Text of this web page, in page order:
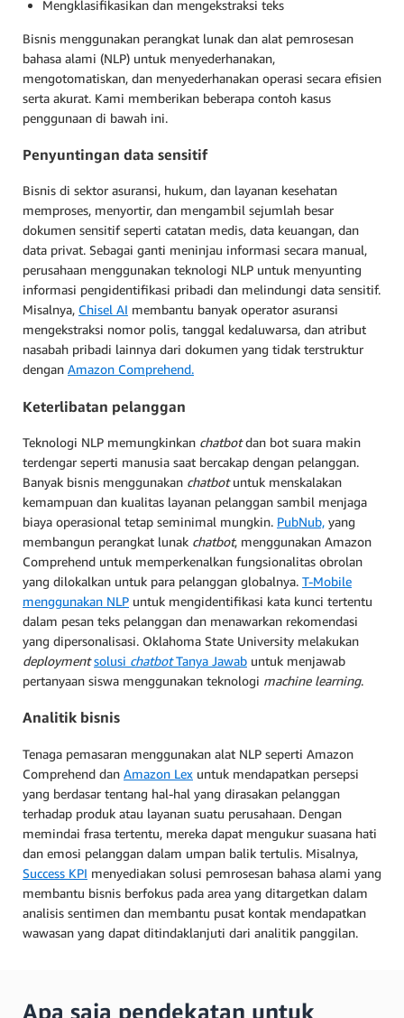
Mengklasifikasikan dan mengekstraksi teks
Bisnis menggunakan perangkat lunak dan alat pemrosesan
bahasa alami (NLP) untuk menyederhanakan,
mengotomatiskan, dan menyederhanakan operasi secara efisien
serta akurat. Kami memberikan beberapa contoh kasus
penggunaan di bawah ini.
Penyuntingan data sensitif
Bisnis di sektor asuransi, hukum, dan layanan kesehatan
memproses, menyortir, dan mengambil sejumlah besar
dokumen sensitif seperti catatan medis, data keuangan, dan
data privat. Sebagai ganti meninjau informasi secara manual,
perusahaan menggunakan teknologi NLP untuk menyunting
informasi pengidentifikasi pribadi dan melindungi data sensitif.
Misalnya, Chisel AI membantu banyak operator asuransi
mengekstraksi nomor polis, tanggal kedaluwarsa, dan atribut
nasabah pribadi lainnya dari dokumen yang tidak terstruktur
dengan Amazon Comprehend.
Keterlibatan pelanggan
Teknologi NLP memungkinkan chatbotdan bot suara makin
terdengar seperti manusia saat bercakap dengan pelanggan.
Banyak bisnis menggunakan chatbotuntuk menskalakan
kemampuan dan kualitas layanan pelanggan sambil menjaga
biaya operasional tetap seminimal mungkin. PubNub, yang
membangun perangkat lunak chatbot, menggunakan Amazon
Comprehend untuk memperkenalkan fungsionalitas obrolan
yang dilokalkan untuk para pelanggan globalnya. T-Mobile
menggunakan NLP untuk mengidentifikasi kata kunci tertentu
dalam pesan teks pelanggan dan menawarkan rekomendasi
yang dipersonalisasi. Oklahoma State University melakukan
deployment solusi chatbotTanya Jawab untuk menjawab
pertanyaan siswa menggunakan teknologi machine learning.
Analitik bisnis
Tenaga pemasaran menggunakan alat NLP seperti Amazon
Comprehend dan Amazon Lex untuk mendapatkan persepsi
yang berdasar tentang hal-hal yang dirasakan pelanggan
terhadap produk atau layanan suatu perusahaan. Dengan
memindai frasa tertentu, mereka dapat mengukur suasana hati
dan emosi pelanggan dalam umpan balik tertulis. Misalnya,
Success KPI menyediakan solusi pemrosesan bahasa alami yang
membantu bisnis berfokus pada area yang ditargetkan dalam
analisis sentimen dan membantu pusat kontak mendapatkan
wawasan yang dapat ditindaklanjuti dari analitik panggilan.
Apa saja pendekatan untuk